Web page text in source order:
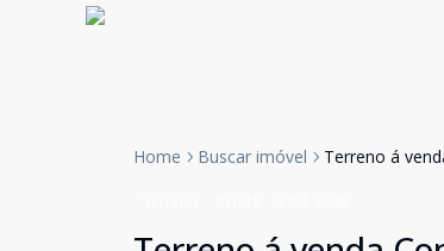
Home Buscar imóvel Terreno á